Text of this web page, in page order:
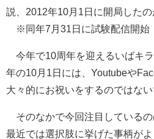
説、2012年10月1日に開局したの
※同年7月31日に試験配信開始
今年で10周年を迎えるいばキ
年の10月1日には、Youtubeや
大々的にお祝いをするのではない
そのなかで今回注目しているの
最近では選択肢に挙げた事柄がよ